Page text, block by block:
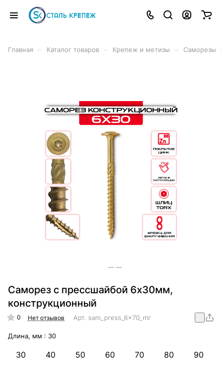
Главная Каталог товаров Крепеж и метизы Саморезы
Саморез с прессшайбой 6х30мм,
конструкционный
0 Нет отзывов Арт. sam_press_6x70_mm_konstr
Длина, мм : 30
30 40 50 60 70 80 90